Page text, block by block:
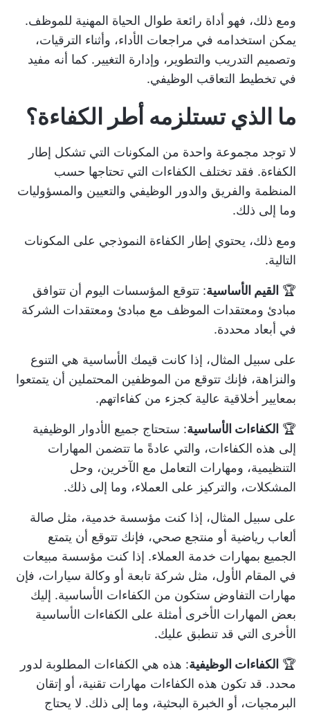
ومع ذلك، فهو أداة رائعة طوال الحياة المهنية للموظف.
يمكن استخدامه في مراجعات الأداء، وأثناء الترقيات،
وتصميم التدريب والتطوير، وإدارة التغيير. كما أنه مفيد
في تخطيط التعاقب الوظيفي.
ما الذي تستلزمه أطر الكفاءة؟
لا توجد مجموعة واحدة من المكونات التي تشكل إطار
الكفاءة. فقد تختلف الكفاءات التي تحتاجها حسب
المنظمة والفريق والدور الوظيفي والتعيين والمسؤوليات
وما إلى ذلك.
ومع ذلك، يحتوي إطار الكفاءة النموذجي على المكونات
التالية.
🏆 القيم الأساسية: تتوقع المؤسسات اليوم أن تتوافق
مبادئ ومعتقدات الموظف مع مبادئ ومعتقدات الشركة
في أبعاد محددة.
على سبيل المثال، إذا كانت قيمك الأساسية هي التنوع
والنزاهة، فإنك تتوقع من الموظفين المحتملين أن يتمتعوا
بمعايير أخلاقية عالية كجزء من كفاءاتهم.
🏆 الكفاءات الأساسية: ستحتاج جميع الأدوار الوظيفية
إلى هذه الكفاءات، والتي عادةً ما تتضمن المهارات
التنظيمية، ومهارات التعامل مع الآخرين، وحل
المشكلات، والتركيز على العملاء، وما إلى ذلك.
على سبيل المثال، إذا كنت مؤسسة خدمية، مثل صالة
ألعاب رياضية أو منتجع صحي، فإنك تتوقع أن يتمتع
الجميع بمهارات خدمة العملاء. إذا كنت مؤسسة مبيعات
في المقام الأول، مثل شركة تابعة أو وكالة سيارات، فإن
مهارات التفاوض ستكون من الكفاءات الأساسية. إليك
بعض المهارات الأخرى أمثلة على الكفاءات الأساسية
الأخرى التي قد تنطبق عليك.
🏆 الكفاءات الوظيفية: هذه هي الكفاءات المطلوبة لدور
محدد. قد تكون هذه الكفاءات مهارات تقنية، أو إتقان
البرمجيات، أو الخبرة البحثية، وما إلى ذلك. لا يحتاج